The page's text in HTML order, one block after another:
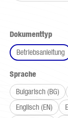
Dokumenttyp
Betriebsanleitung
Spracheauswählen
Bulgarisch (BG)
Englisch (EN)